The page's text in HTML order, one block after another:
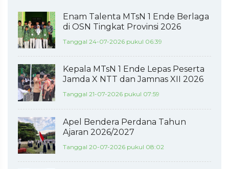
Enam Talenta MTsN 1 Ende Berlaga
di OSN Tingkat Provinsi 2026
Tanggal 24-07-2026 pukul 06:39
Kepala MTsN 1 Ende Lepas Peserta
Jamda X NTT dan Jamnas XII 2026
Tanggal 21-07-2026 pukul 07:59
Apel Bendera Perdana Tahun
Ajaran 2026/2027
Tanggal 20-07-2026 pukul 08:02